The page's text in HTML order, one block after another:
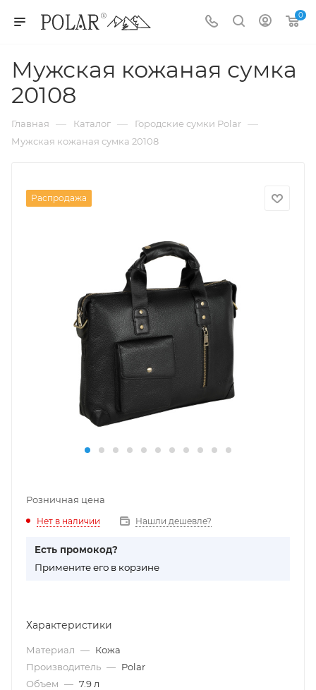
0
Мужская кожаная сумка
20108
Главная — Каталог — Городские сумки Polar —
Мужская кожаная сумка 20108
Распродажа
Розничная цена
Нет в наличии Нашли дешевле?
Есть промокод?
Примените его в корзине
Характеристики
Материал — Кожа
Производитель — Polar
Объем — 7.9 л